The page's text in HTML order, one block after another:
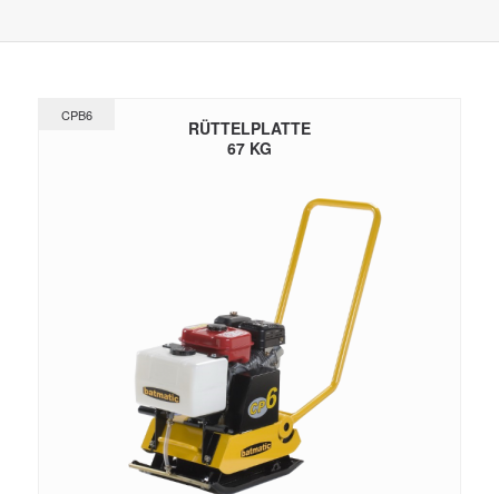
CPB6
RÜTTELPLATTE
67 KG